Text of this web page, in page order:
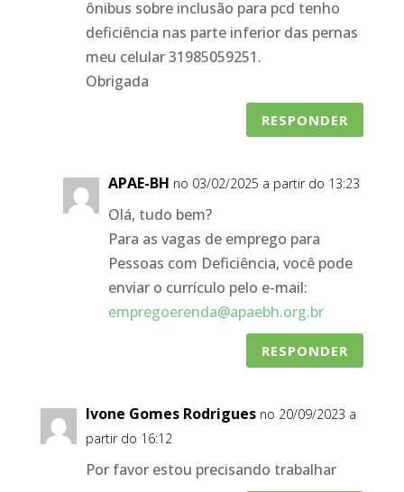
ônibus sobre inclusão para pcd tenho
deficiência nas parte inferior das pernas
meu celular 31985059251.
Obrigada
RESPONDER
APAE-BH no 03/02/2025 a partir do 13:23
Olá, tudo bem?
Para as vagas de emprego para
Pessoas com Deficiência, você pode
enviar o currículo pelo e-mail:
empregoerenda@apaebh.org.br
RESPONDER
Ivone Gomes Rodrigues no 20/09/2023 a
partir do 16:12
Por favor estou precisando trabalhar